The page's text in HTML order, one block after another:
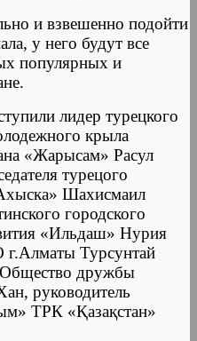
и взвешенно подойти
у него будут все
популярных и
лидер турецкого
крыла
«Жарысам» Расул
турецого
Шахисмаил
городского
«Ильдаш» Нурия
г.Алматы Турсунтай
дружбы
руководитель
ТРК «Қазақстан»